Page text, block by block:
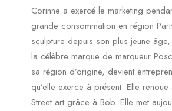
Corinne a exercé le marketing
grande consommation en région
sculpture depuis son plus jeune
la célèbre marque de marqueur
sa région d’origine, devient
qu’elle exerce à présent. Elle
Street art grâce à Bob. Elle met